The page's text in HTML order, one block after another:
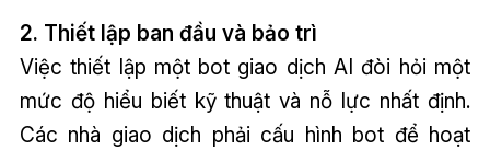
2. Thiết lập ban đầu và bảo trì
Việc thiết lập một bot giao dịch AI đòi hỏi một
mức độ hiểu biết kỹ thuật và nỗ lực nhất định.
Các nhà giao dịch phải cấu hình bot để hoạt